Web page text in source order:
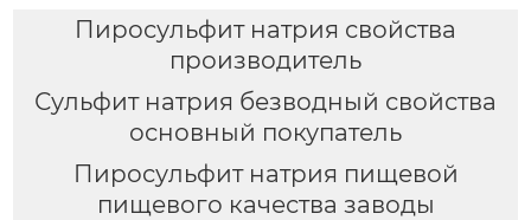
Пиросульфит натрия свойства
производитель
Сульфит натрия безводный свойства
основный покупатель
Пиросульфит натрия пищевой
пищевого качества заводы